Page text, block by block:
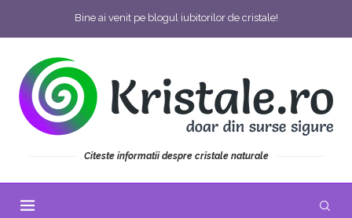
Bine ai venit pe blogul iubitorilor de cristale!
Citeste informatii despre cristale naturale